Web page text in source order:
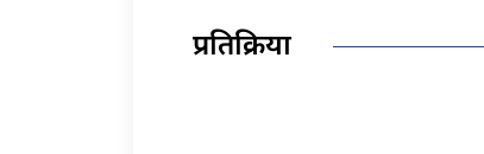
प्रतिक्रिया